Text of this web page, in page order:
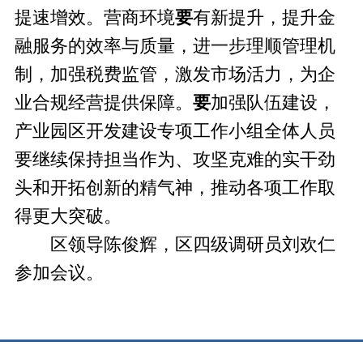
提速增效。营商环境要有新提升，提升金
融服务的效率与质量，进一步理顺管理机
制，加强税费监管，激发市场活力，为企
业合规经营提供保障。 要加强队伍建设，
产业园区开发建设专项工作小组全体人员
要继续保持担当作为、攻坚克难的实干劲
头和开拓创新的精气神，推动各项工作取
得更大突破。
区领导陈俊辉，区四级调研员刘欢仁
参加会议。